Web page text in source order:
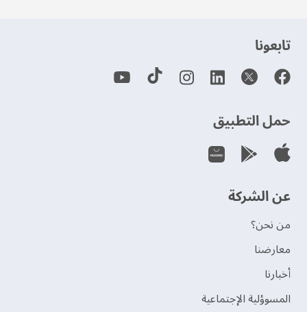
‫تابعونا‬
حمل التطبيق
عن الشركة
من نحن؟
‫معارضنا‬
‫أخبارنا‬
المسوؤلية الإجتماعية